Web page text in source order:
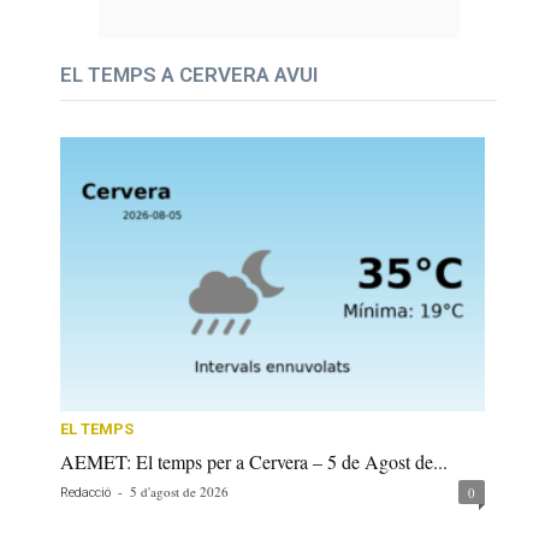
EL TEMPS A CERVERA AVUI
EL TEMPS
AEMET: El temps per a Cervera – 5 de Agost de...
Redacció - 5 d'agost de 2026 0